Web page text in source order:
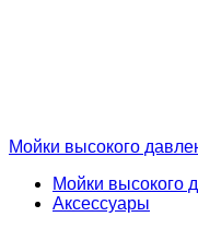
Мойки высокого
Мойки высокого
Аксессуары